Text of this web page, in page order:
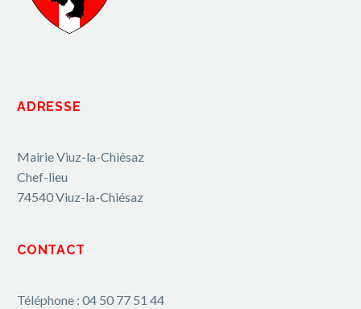
ADRESSE
Mairie Viuz-la-Chiésaz
Chef-lieu
74540 Viuz-la-Chiésaz
CONTACT
Téléphone : 04 50 77 51 44